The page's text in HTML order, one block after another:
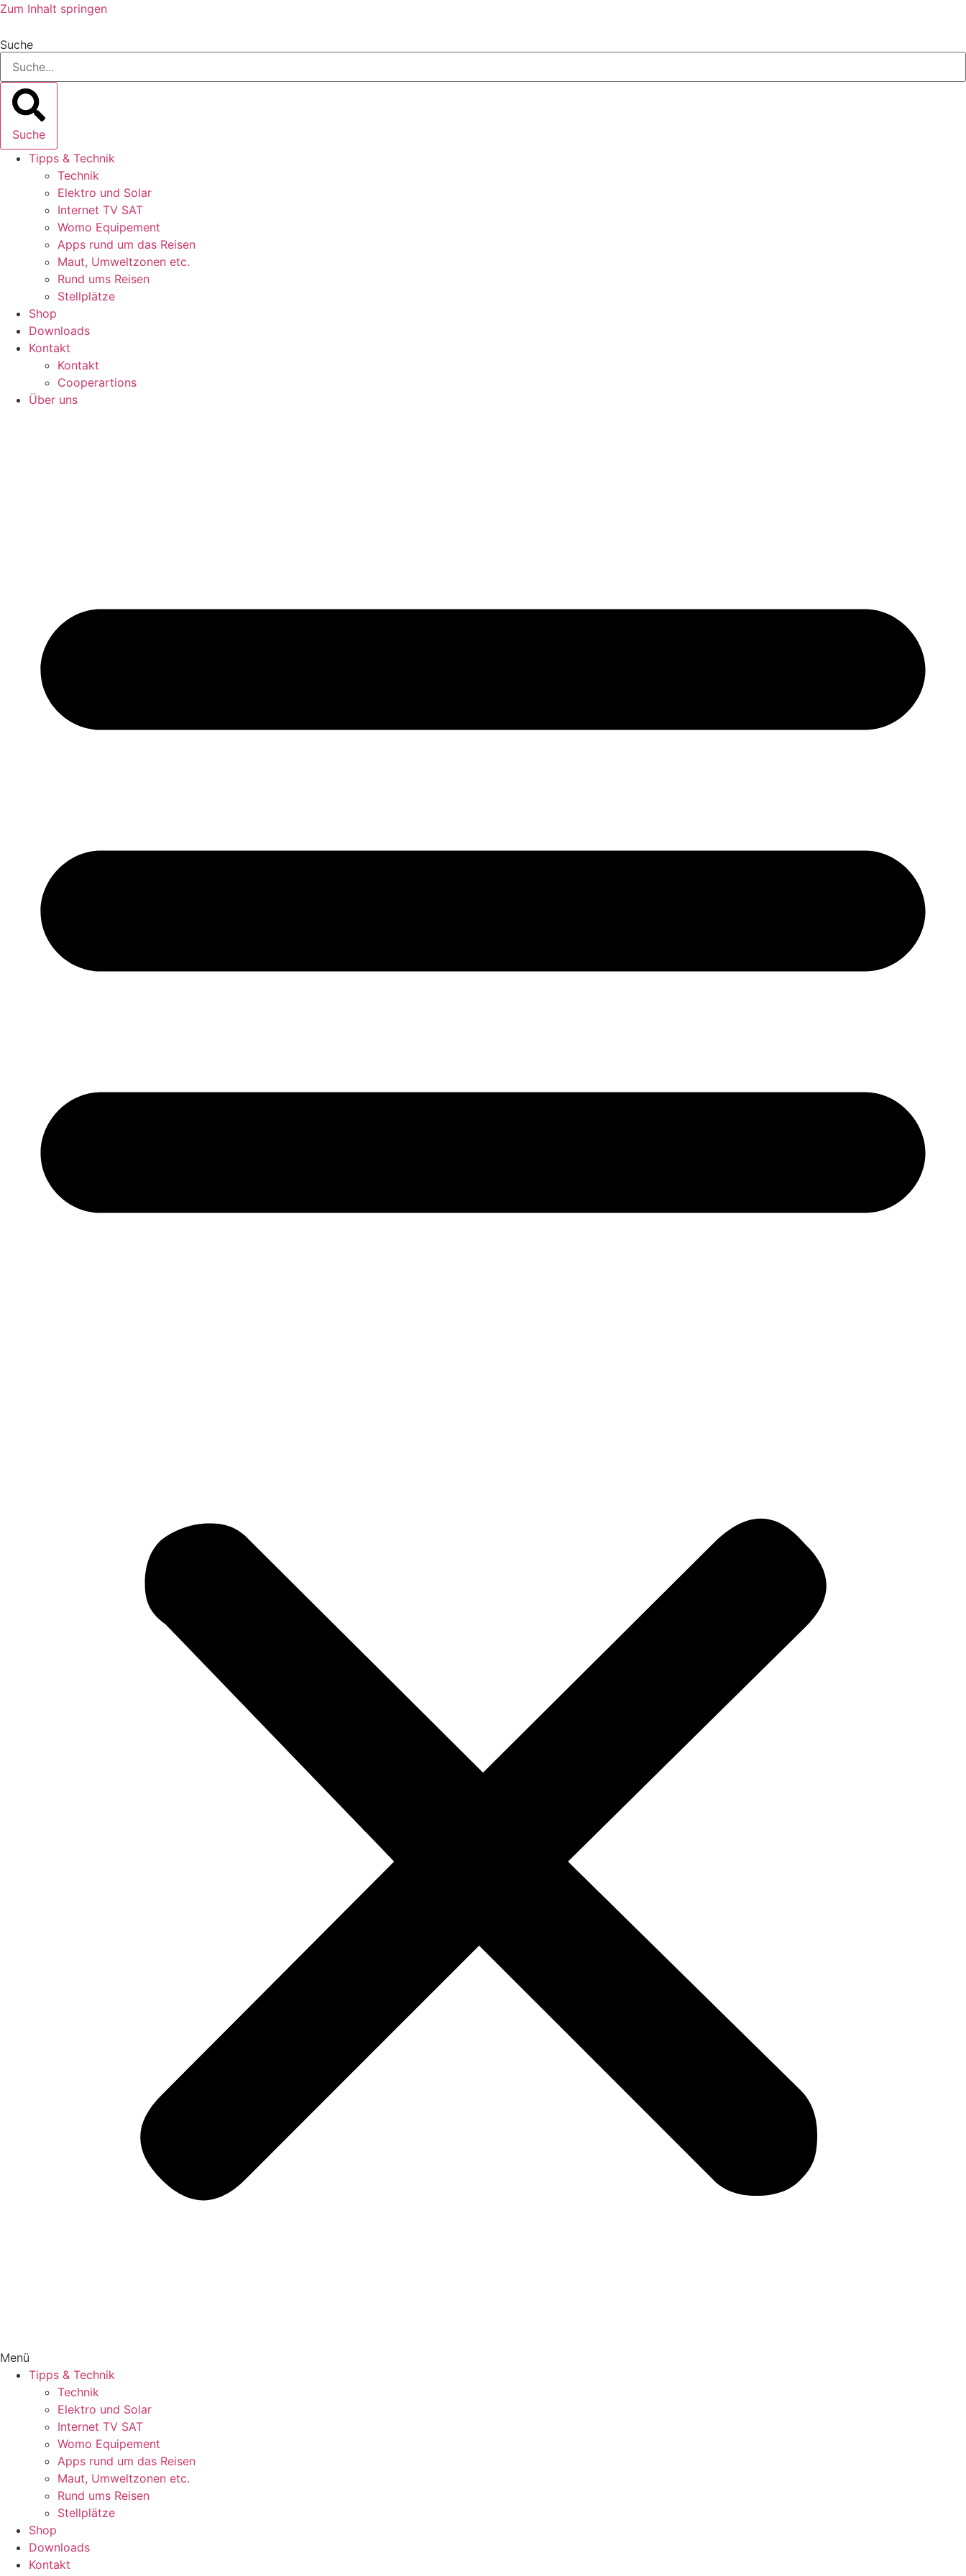
Zum Inhalt springen
Suche
Suche
Tipps & Technik
Technik
Elektro und Solar
Internet TV SAT
Womo Equipement
Apps rund um das Reisen
Maut, Umweltzonen etc.
Rund ums Reisen
Stellplätze
Shop
Downloads
Kontakt
Kontakt
Cooperartions
Über uns
Menü
Tipps & Technik
Technik
Elektro und Solar
Internet TV SAT
Womo Equipement
Apps rund um das Reisen
Maut, Umweltzonen etc.
Rund ums Reisen
Stellplätze
Shop
Downloads
Kontakt